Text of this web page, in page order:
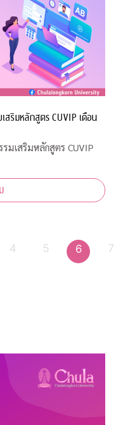
สริมหลักสูตร CUVIP เดือน
มเสริมหลักสูตร CUVIP
4 5 6 7